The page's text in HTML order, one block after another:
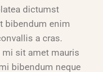
dictumst
bibendum enim
a cras.
sit amet mauris
bibendum neque